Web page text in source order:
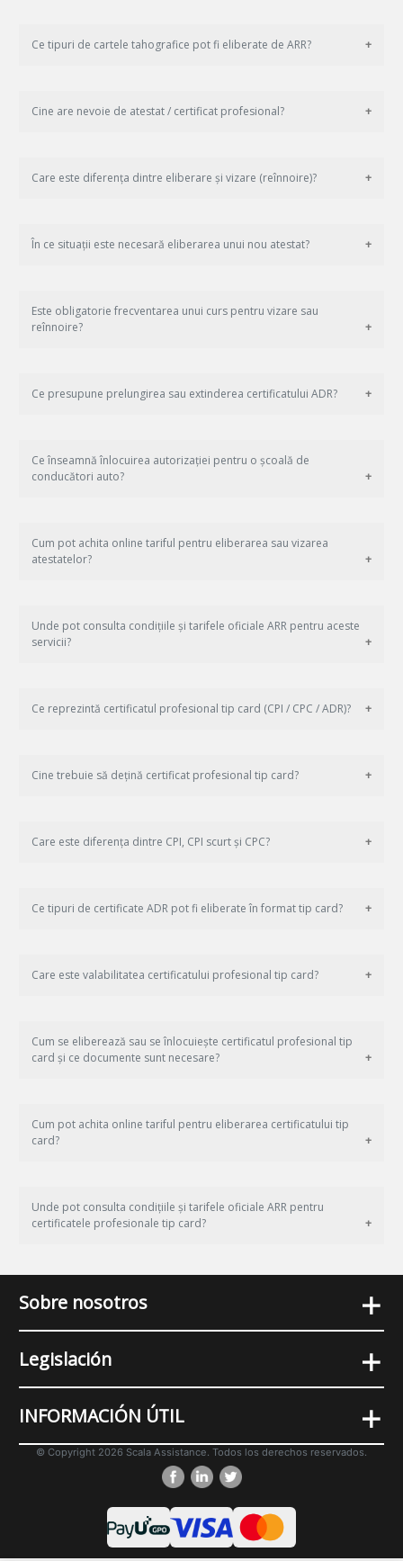
Ce tipuri de cartele tahografice pot fi eliberate de ARR?
Cine are nevoie de atestat / certificat profesional?
Care este diferența dintre eliberare și vizare (reînnoire)?
În ce situații este necesară eliberarea unui nou atestat?
Este obligatorie frecventarea unui curs pentru vizare sau
reînnoire?
Ce presupune prelungirea sau extinderea certificatului ADR?
Ce înseamnă înlocuirea autorizației pentru o școală de
conducători auto?
Cum pot achita online tariful pentru eliberarea sau vizarea
atestatelor?
Unde pot consulta condițiile și tarifele oficiale ARR pentru aceste
servicii?
Ce reprezintă certificatul profesional tip card (CPI / CPC / ADR)?
Cine trebuie să dețină certificat profesional tip card?
Care este diferența dintre CPI, CPI scurt și CPC?
Ce tipuri de certificate ADR pot fi eliberate în format tip card?
Care este valabilitatea certificatului profesional tip card?
Cum se eliberează sau se înlocuiește certificatul profesional tip
card și ce documente sunt necesare?
Cum pot achita online tariful pentru eliberarea certificatului tip
card?
Unde pot consulta condițiile și tarifele oficiale ARR pentru
certificatele profesionale tip card?
Sobre nosotros +
Legislación +
INFORMACIÓN ÚTIL +
© Copyright 2026 Scala Assistance. Todos los derechos reservados.